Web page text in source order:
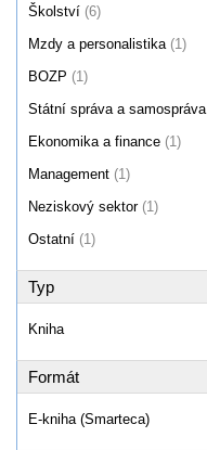
Školství (6)
Mzdy a personalistika (1)
BOZP (1)
Státní správa a samospráva
Ekonomika a finance (1)
Management (1)
Neziskový sektor (1)
Ostatní (1)
Typ
Kniha
Formát
E-kniha (Smarteca)